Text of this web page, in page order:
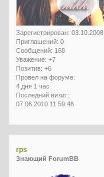
Зарегистрирован: 03.10.2008
Приглашений: 0
Сообщений: 168
Уважение: +7
Позитив: +6
Провел на форуме:
4 дня 1 час
Последний визит:
07.06.2010 11:59:46
rps
Знающий ForumBB